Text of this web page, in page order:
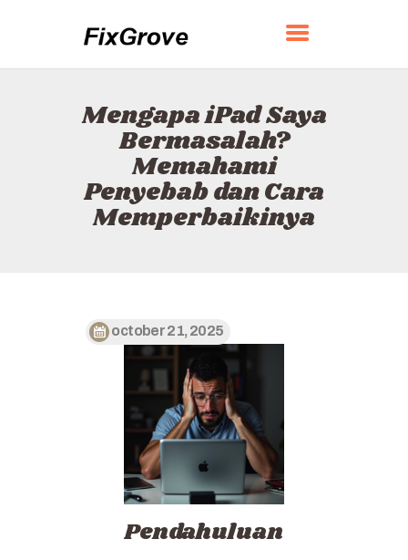
Mengapa iPad Saya
Bermasalah?
Memahami
Penyebab dan Cara
Memperbaikinya
FIXGROVE
BERANDA
TENTANG
KONTAK
KEBIJAKAN
BAHASA INDONESIA
october 21, 2025
Pendahuluan